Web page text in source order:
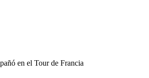
en el Tour de Francia